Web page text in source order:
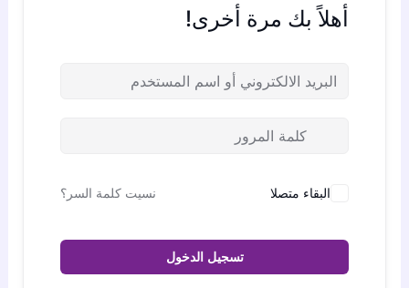
أهلاً بك مرة أخرى!
البقاء متصلا نسيت كلمة السر؟
تسجيل الدخول